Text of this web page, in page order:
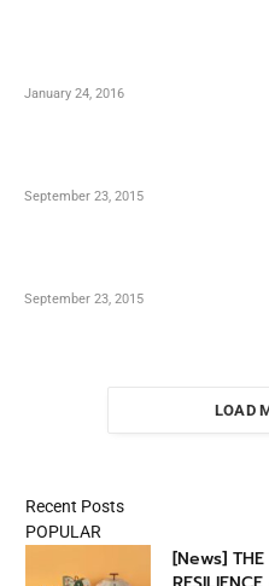
January 24, 2016
September 23, 2015
September 23, 2015
LOAD
Recent Posts
POPULAR
[News]